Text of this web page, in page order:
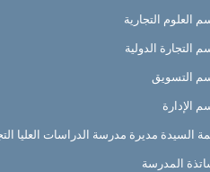
العلوم التجارية
التجارة الدولية
التسويق
الإدارة
السيدة مديرة مدرسة الدراسات العليا
المدرسة